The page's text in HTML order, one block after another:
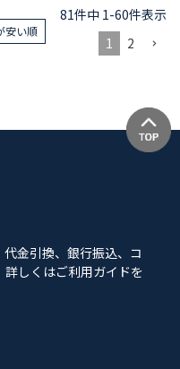
安い順
81件中 1-60件表示
1
2
金引換、銀行振込、コ
しくはご利用ガイドを